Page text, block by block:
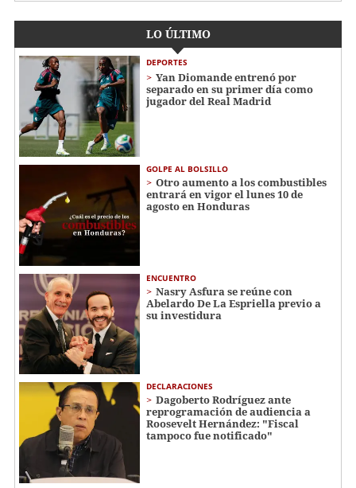
LO ÚLTIMO
DEPORTES
Yan Diomande entrenó por
separado en su primer día como
jugador del Real Madrid
GOLPE AL BOLSILLO
Otro aumento a los combustibles
entrará en vigor el lunes 10 de
agosto en Honduras
ENCUENTRO
Nasry Asfura se reúne con
Abelardo De La Espriella previo a
su investidura
DECLARACIONES
Dagoberto Rodríguez ante
reprogramación de audiencia a
Roosevelt Hernández: "Fiscal
tampoco fue notificado"